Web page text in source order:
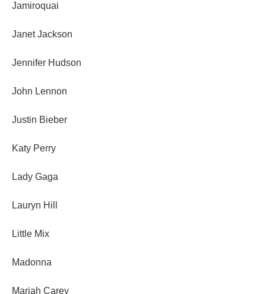
Jamiroquai
Janet Jackson
Jennifer Hudson
John Lennon
Justin Bieber
Katy Perry
Lady Gaga
Lauryn Hill
Little Mix
Madonna
Mariah Carey